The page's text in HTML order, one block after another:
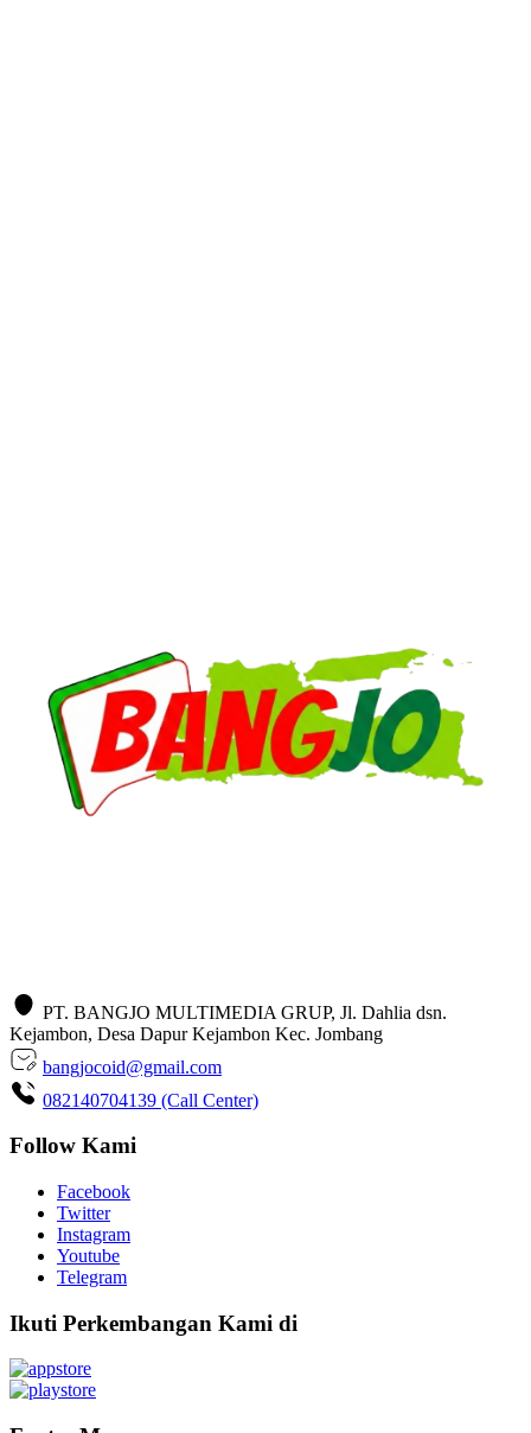
PT. BANGJO MULTIMEDIA GRUP, Jl. Dahlia dsn.
Kejambon, Desa Dapur Kejambon Kec. Jombang
bangjocoid@gmail.com
082140704139 (Call Center)
Follow Kami
Facebook
Twitter
Instagram
Youtube
Telegram
Ikuti Perkembangan Kami di